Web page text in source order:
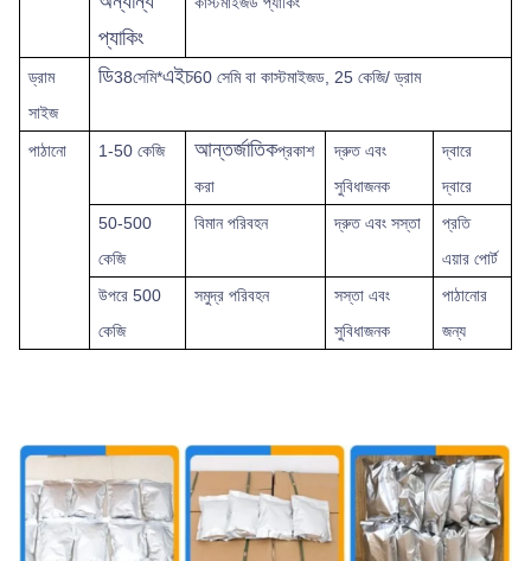
প্যাকিং
ড্রাম
সাইজ
ডি38সেমি*এইচ60 সেমি বা কাস্টমাইজড, 25 কেজি/ ড্রাম
পাঠানো 1-50 কেজি আন্তর্জাতিকপ্রকাশ
করা
দ্রুত এবং
সুবিধাজনক
দ্বারে
দ্বারে
50-500
কেজি
বিমান পরিবহন দ্রুত এবং সস্তা
প্রতি
এয়ার পোর্ট
উপরে 500
কেজি
সমুদ্র পরিবহন
সস্তা এবং
সুবিধাজনক
পাঠানোর
জন্য